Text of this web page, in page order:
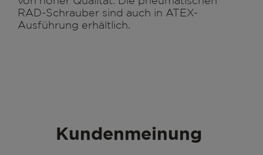
RAD-Schrauber sind auch in ATEX-
Ausführung erhältlich.
Kundenmeinung